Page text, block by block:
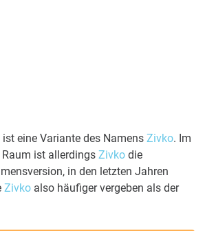
ist eine Variante des Namens Zivko. Im
ist allerdings Zivko die
in den letzten Jahren
Zivko also häufiger vergeben als der